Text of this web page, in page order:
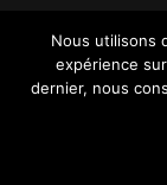
Nous utilisons
expérience
dernier, nous